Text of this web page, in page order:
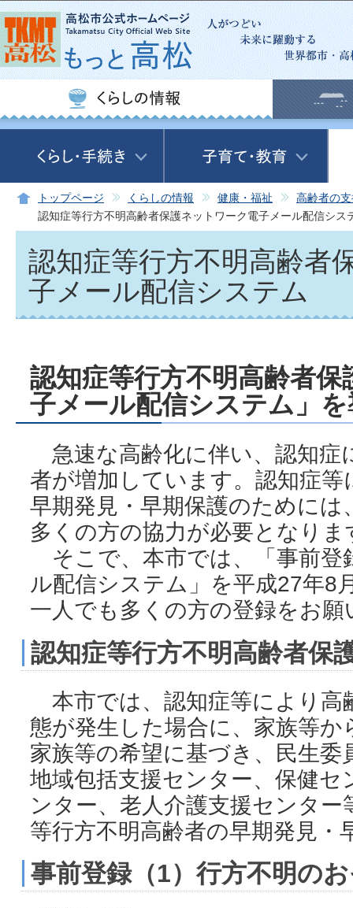
この
トップページ くらしの情報 健康・福祉
高齢者の
認知症等行方不明高齢者保護ネットワーク電子メール配信シス
認知症等行方不明高齢者
子メール配信システム
認知症等行方不明高齢者
子メール配信システム」
急速な高齢化に伴い、認知症
者が増加しています。認知症
早期発見・早期保護のために
多くの方の協力が必要となりま
そこで、本市では、「事前登
ル配信システム」を平成27年8
一人でも多くの方の登録をお願
認知症等行方不明高齢者保
本市では、認知症等により高
態が発生した場合に、家族等
家族等の希望に基づき、民生委
地域包括支援センター、保健
ンター、老人介護支援センタ
等行方不明高齢者の早期発見
事前登録（1）行方不明の